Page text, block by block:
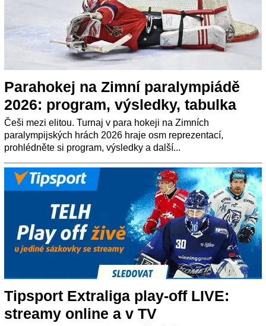
Parahokej na Zimní paralympiádě
2026: program, výsledky, tabulka
Češi mezi elitou. Turnaj v para hokeji na Zimních
paralympijských hrách 2026 hraje osm reprezentací,
prohlédněte si program, výsledky a další...
Tipsport Extraliga play-off LIVE:
streamy online a v TV